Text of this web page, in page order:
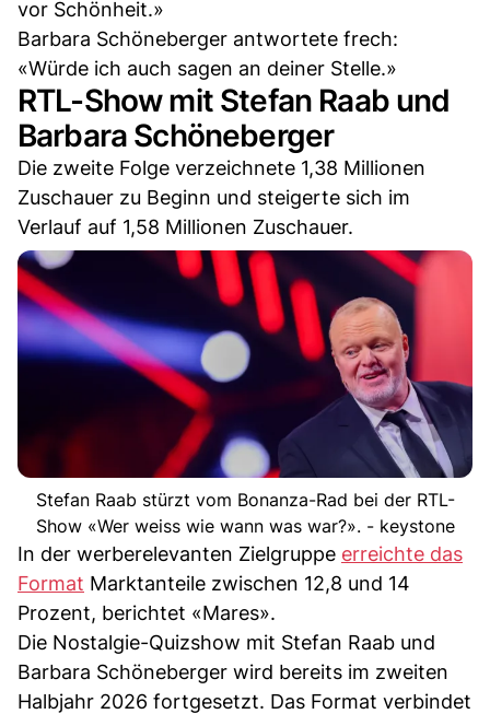
vor Schönheit.»
Barbara Schöneberger antwortete frech:
«Würde ich auch sagen an deiner Stelle.»
RTL-Show mit Stefan Raab und
Barbara Schöneberger
Die zweite Folge verzeichnete 1,38 Millionen
Zuschauer zu Beginn und steigerte sich im
Verlauf auf 1,58 Millionen Zuschauer.
Stefan Raab stürzt vom Bonanza-Rad bei der RTL-
Show «Wer weiss wie wann was war?». - keystone
In der werberelevanten Zielgruppe erreichte das
Format Marktanteile zwischen 12,8 und 14
Prozent, berichtet «Mares».
Die Nostalgie-Quizshow mit Stefan Raab und
Barbara Schöneberger wird bereits im zweiten
Halbjahr 2026 fortgesetzt. Das Format verbindet